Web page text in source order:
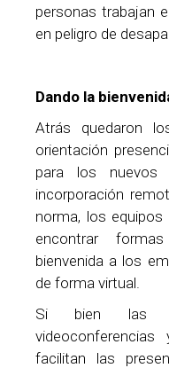
personas trabajan
en peligro de
Dando la
Atrás quedaron
orientación
para los nuevos
incorporación
norma, los equipos
encontrar
bienvenida a los
de forma virtual.
Si bien las
facilitan las